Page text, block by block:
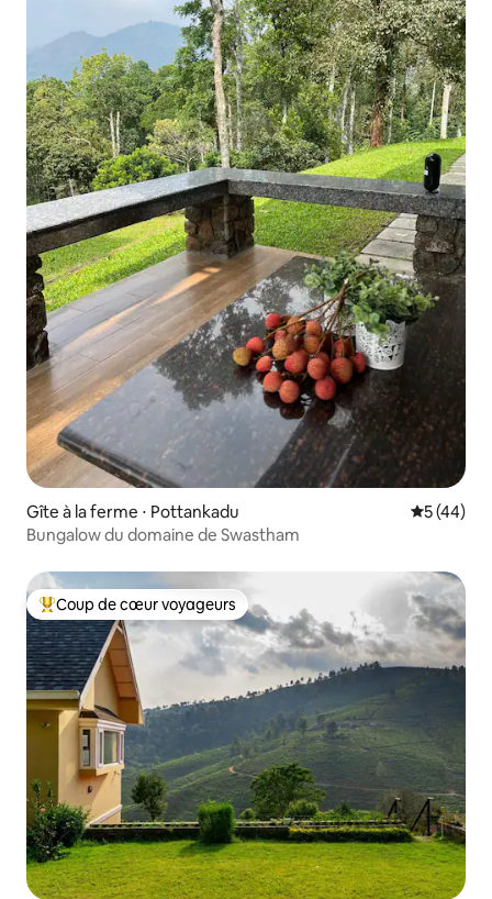
Gîte à la ferme ⋅ Pottankadu
5 (44)
Bungalow du domaine de Swastham
Coups de cœur voyageurs les plus appréciés
Coup de cœur voyageurs